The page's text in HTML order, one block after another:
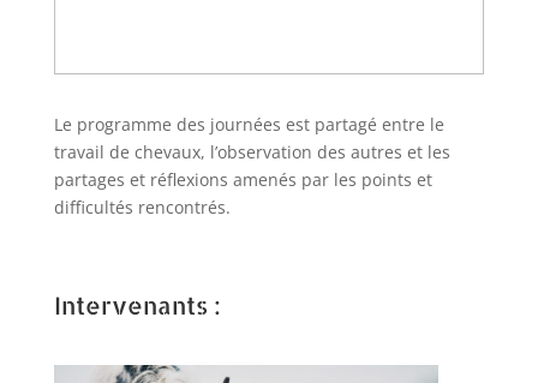
Le programme des journées est partagé entre le
travail de chevaux, l’observation des autres et les
partages et réflexions amenés par les points et
difficultés rencontrés.
Intervenants :